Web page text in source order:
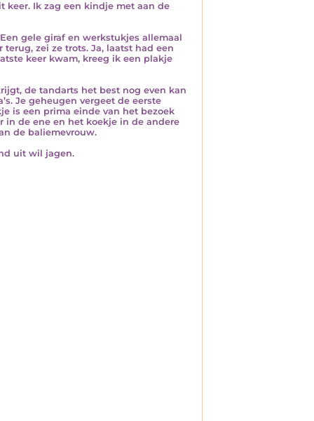
keer. Ik zag een kindje met aan de
gele giraf en werkstukjes allemaal
zei ze trots. Ja, laatst had een
keer kwam, kreeg ik een plakje
de tandarts het best nog even kan
Je geheugen vergeet de eerste
is een prima einde van het bezoek
in de ene en het koekje in de andere
de baliemevrouw.
uit wil jagen.